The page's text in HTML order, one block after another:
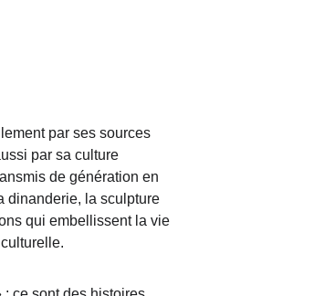
par ses sources
par sa culture
de génération en
dinanderie, la sculpture
qui embellissent la vie